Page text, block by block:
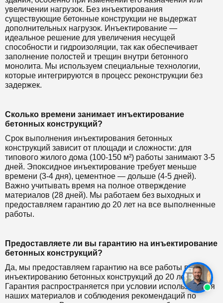
увеличении нагрузок. Без инъектирования
существующие бетонные конструкции не выдержат
дополнительных нагрузок. Инъектирование —
идеальное решение для увеличения несущей
способности и гидроизоляции, так как обеспечивает
заполнение полостей и трещин внутри бетонного
монолита. Мы используем специальные технологии,
которые интегрируются в процесс реконструкции без
задержек.
Сколько времени занимает инъектирование
бетонных конструкций?
Срок выполнения инъектирования бетонных
конструкций зависит от площади и сложности: для
типового жилого дома (100-150 м²) работы занимают 3-5
дней. Эпоксидное инъектирование требует меньше
времени (3-4 дня), цементное — дольше (4-5 дней).
Важно учитывать время на полное отверждение
материалов (28 дней). Мы работаем без выходных и
предоставляем гарантию до 20 лет на все выполненные
работы.
Предоставляете ли вы гарантию на инъектирование
бетонных конструкций?
Да, мы предоставляем гарантию на все работы по
инъектированию бетонных конструкций до 20 лет.
Гарантия распространяется при условии использования
наших материалов и соблюдения рекомендаций по